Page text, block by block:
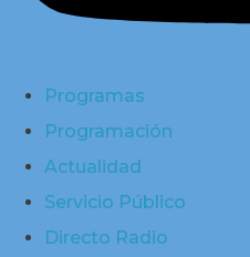
Programas
Programación
Actualidad
Servicio Público
Directo Radio